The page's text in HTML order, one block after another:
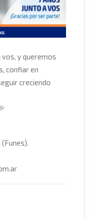
vos, y queremos
confiar en
creciendo
(Funes).